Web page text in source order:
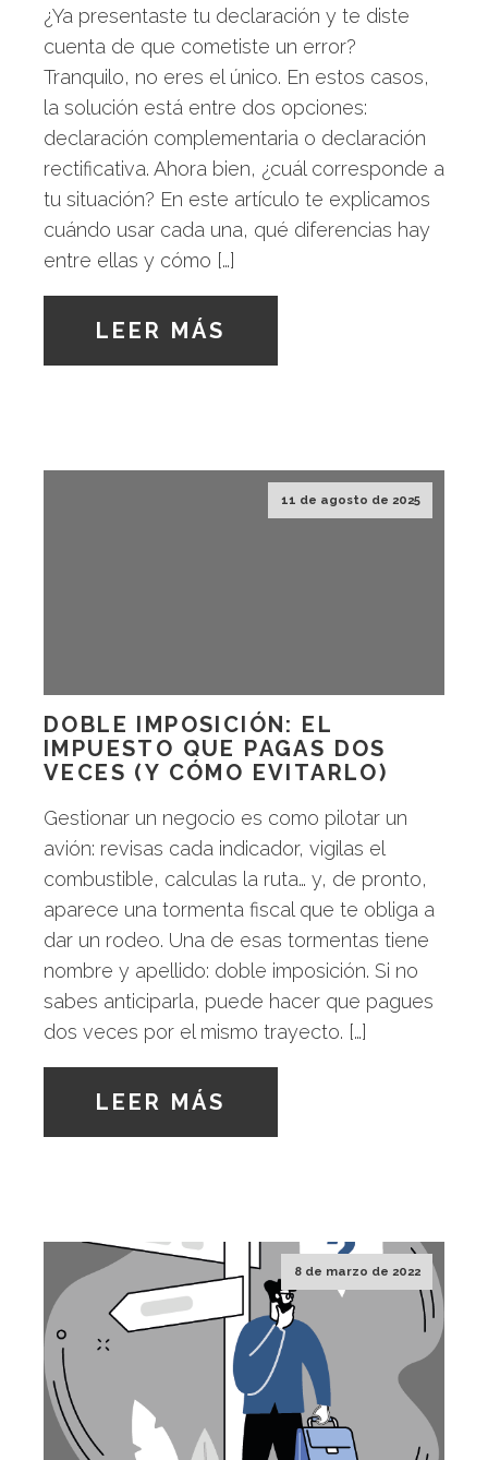
¿Ya presentaste tu declaración y te diste
cuenta de que cometiste un error?
Tranquilo, no eres el único. En estos casos,
la solución está entre dos opciones:
declaración complementaria o declaración
rectificativa. Ahora bien, ¿cuál corresponde a
tu situación? En este artículo te explicamos
cuándo usar cada una, qué diferencias hay
entre ellas y cómo […]
LEER MÁS
11 de agosto de 2025
DOBLE IMPOSICIÓN: EL
IMPUESTO QUE PAGAS DOS
VECES (Y CÓMO EVITARLO)
Gestionar un negocio es como pilotar un
avión: revisas cada indicador, vigilas el
combustible, calculas la ruta… y, de pronto,
aparece una tormenta fiscal que te obliga a
dar un rodeo. Una de esas tormentas tiene
nombre y apellido: doble imposición. Si no
sabes anticiparla, puede hacer que pagues
dos veces por el mismo trayecto. […]
LEER MÁS
8 de marzo de 2022